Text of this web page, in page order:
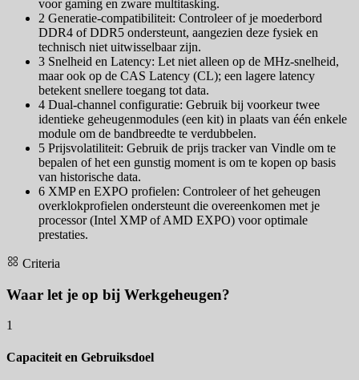
voor gaming en zware multitasking.
2 Generatie-compatibiliteit: Controleer of je moederbord
DDR4 of DDR5 ondersteunt, aangezien deze fysiek en
technisch niet uitwisselbaar zijn.
3 Snelheid en Latency: Let niet alleen op de MHz-snelheid,
maar ook op de CAS Latency (CL); een lagere latency
betekent snellere toegang tot data.
4 Dual-channel configuratie: Gebruik bij voorkeur twee
identieke geheugenmodules (een kit) in plaats van één enkele
module om de bandbreedte te verdubbelen.
5 Prijsvolatiliteit: Gebruik de prijs tracker van Vindle om te
bepalen of het een gunstig moment is om te kopen op basis
van historische data.
6 XMP en EXPO profielen: Controleer of het geheugen
overklokprofielen ondersteunt die overeenkomen met je
processor (Intel XMP of AMD EXPO) voor optimale
prestaties.
Criteria
Waar let je op bij Werkgeheugen?
1
Capaciteit en Gebruiksdoel